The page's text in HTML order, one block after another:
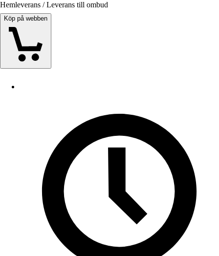
Hemleverans / Leverans till ombud
Köp på webben